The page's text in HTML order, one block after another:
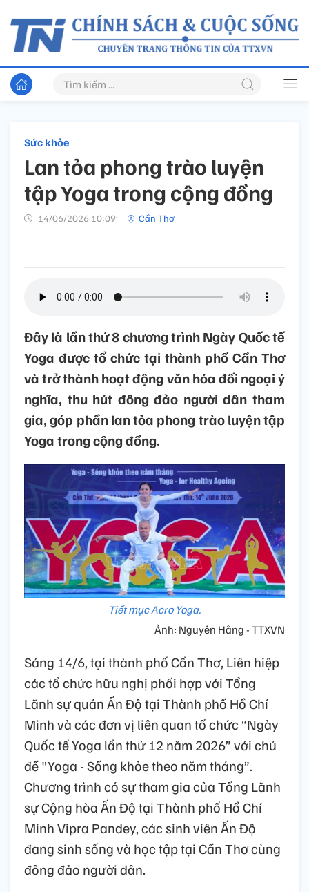
Sức khỏe
Lan tỏa phong trào luyện
tập Yoga trong cộng đồng
14/06/2026 10:09’ Cần Thơ
Đây là lần thứ 8 chương trình Ngày Quốc tế
Yoga được tổ chức tại thành phố Cần Thơ
và trở thành hoạt động văn hóa đối ngoại ý
nghĩa, thu hút đông đảo người dân tham
gia, góp phần lan tỏa phong trào luyện tập
Yoga trong cộng đồng.
Tiết mục Acro Yoga.
Ảnh: Nguyễn Hằng - TTXVN
Sáng 14/6, tại thành phố Cần Thơ, Liên hiệp
các tổ chức hữu nghị phối hợp với Tổng
Lãnh sự quán Ấn Độ tại Thành phố Hồ Chí
Minh và các đơn vị liên quan tổ chức “Ngày
Quốc tế Yoga lần thứ 12 năm 2026” với chủ
đề "Yoga - Sống khỏe theo năm tháng”.
Chương trình có sự tham gia của Tổng Lãnh
sự Cộng hòa Ấn Độ tại Thành phố Hồ Chí
Minh Vipra Pandey, các sinh viên Ấn Độ
đang sinh sống và học tập tại Cần Thơ cùng
đông đảo người dân.